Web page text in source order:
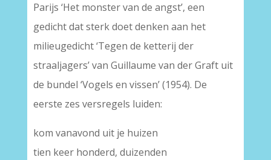
Parijs ‘Het monster van de angst’, een
gedicht dat sterk doet denken aan het
milieugedicht ‘Tegen de ketterij der
straaljagers’ van Guillaume van der Graft uit
de bundel ‘Vogels en vissen’ (1954). De
eerste zes versregels luiden:
kom vanavond uit je huizen
tien keer honderd, duizenden